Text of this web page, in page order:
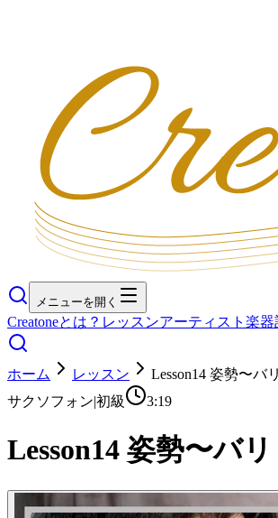
メニューを開く
Creatoneとは？ レッスンアーティスト 楽器
ホーム レッスン
Lesson14 姿勢〜バ
サクソフォン|初級 3:19
Lesson14 姿勢〜バ